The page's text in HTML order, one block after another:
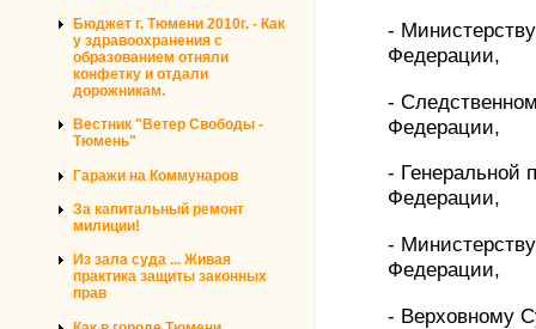
Бюджет г. Тюмени 2010г. - Как
у здравоохранения с
образованием отняли
конфетку и отдали
дорожникам.
Вестник "Ветер Свободы -
Тюмень"
Гаражи на Коммунаров
За капитальный ремонт
милиции!
Из зала суда ... Живая
практика защиты законных
прав
-
Федерации,
-
Федерации,
- Генеральной
Федерации,
-
Федерации,
- Верховному